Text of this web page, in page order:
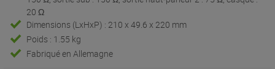
20 Ω
Dimensions (LxHxP) : 210 x 49.6 x 220 mm
Poids : 1.55 kg
Fabriqué en Allemagne